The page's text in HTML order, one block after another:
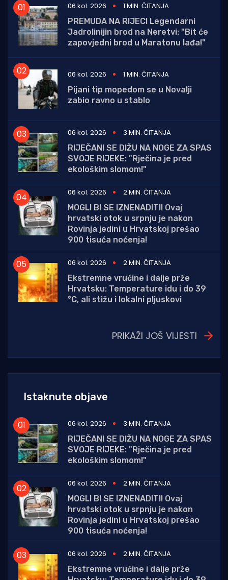
06 kol. 2026
1 MIN. ČITANJA
PREMUDA NA RIJECI Legendarni
Jadrolinijin brod na Neretvi: "Bit će
zapovjedni brod u Maratonu lađa!"
06 kol. 2026
1 MIN. ČITANJA
Pijani tip mopedom se u Novalji
zabio ravno u stablo
06 kol. 2026
3 MIN. ČITANJA
RIJEČANI SE DIŽU NA NOGE ZA SPAS
SVOJE RIJEKE: "Rječina je pred
ekološkim slomom!"
06 kol. 2026
2 MIN. ČITANJA
MOGLI BI SE IZNENADITI! Ovaj
hrvatski otok u srpnju je nakon
Rovinja jedini u Hrvatskoj prešao
900 tisuća noćenja!
06 kol. 2026
2 MIN. ČITANJA
Ekstremne vrućine i dalje prže
Hrvatsku: Temperature idu i do 39
°C, ali stižu i lokalni pljuskovi
PRIKAŽI JOŠ VIJESTI
Istaknute objave
06 kol. 2026
3 MIN. ČITANJA
RIJEČANI SE DIŽU NA NOGE ZA SPAS
SVOJE RIJEKE: "Rječina je pred
ekološkim slomom!"
06 kol. 2026
2 MIN. ČITANJA
MOGLI BI SE IZNENADITI! Ovaj
hrvatski otok u srpnju je nakon
Rovinja jedini u Hrvatskoj prešao
900 tisuća noćenja!
06 kol. 2026
2 MIN. ČITANJA
Ekstremne vrućine i dalje prže